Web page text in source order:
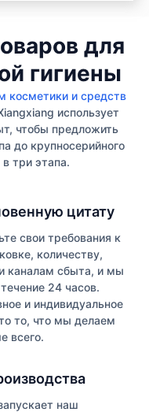
для
гигиены
косметики и средств
использует
чтобы предложить
до крупносерийного
три этапа.
цитату
свои требования к
количеству,
каналам сбыта, и мы
24 часов.
и индивидуальное
то, что мы делаем
всего.
наш